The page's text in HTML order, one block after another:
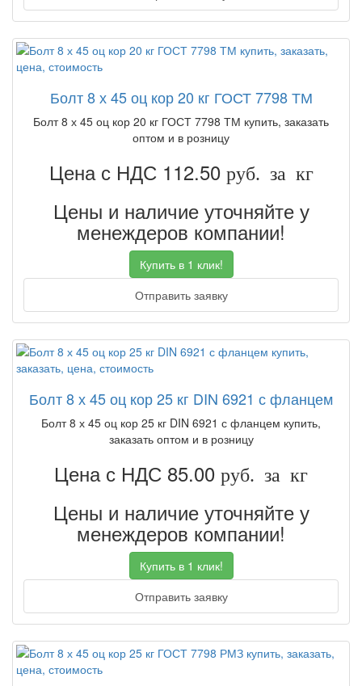
Болт 8 х 45 оц кор 20 кг ГОСТ 7798 ТМ
Болт 8 х 45 оц кор 20 кг ГОСТ 7798 ТМ купить, заказать
оптом и в розницу
Цена с НДС 112.50 руб. за кг
Цены и наличие уточняйте у
менеждеров компании!
Купить в 1 клик!
Отправить заявку
Болт 8 х 45 оц кор 25 кг DIN 6921 с фланцем
Болт 8 х 45 оц кор 25 кг DIN 6921 с фланцем купить,
заказать оптом и в розницу
Цена с НДС 85.00 руб. за кг
Цены и наличие уточняйте у
менеждеров компании!
Купить в 1 клик!
Отправить заявку